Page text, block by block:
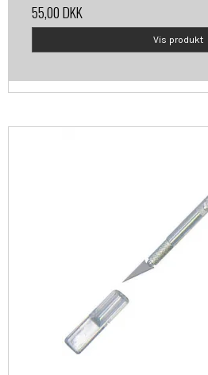
55,00 DKK
Vis produkt